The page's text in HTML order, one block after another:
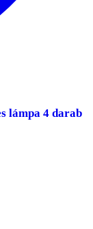
lámpa 4 darab